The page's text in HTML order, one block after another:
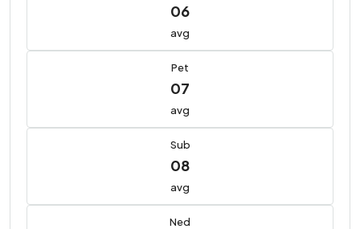
06
avg
Pet
07
avg
Sub
08
avg
Ned